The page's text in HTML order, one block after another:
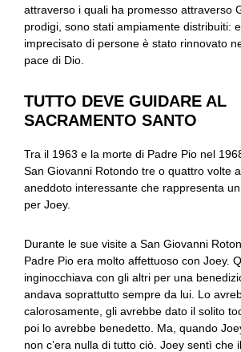
attraverso i quali ha promesso attraverso
prodigi, sono stati ampiamente distribuiti:
imprecisato di persone è stato rinnovato
pace di Dio.
TUTTO DEVE GUIDARE AL
SACRAMENTO SANTO
Tra il 1963 e la morte di Padre Pio nel
San Giovanni Rotondo tre o quattro volte
aneddoto interessante che rappresenta
per Joey.
Durante le sue visite a San Giovanni
Padre Pio era molto affettuoso con Joey.
inginocchiava con gli altri per una
andava soprattutto sempre da lui. Lo
calorosamente, gli avrebbe dato il solito
poi lo avrebbe benedetto. Ma, quando
non c’era nulla di tutto ciò. Joey sentì che